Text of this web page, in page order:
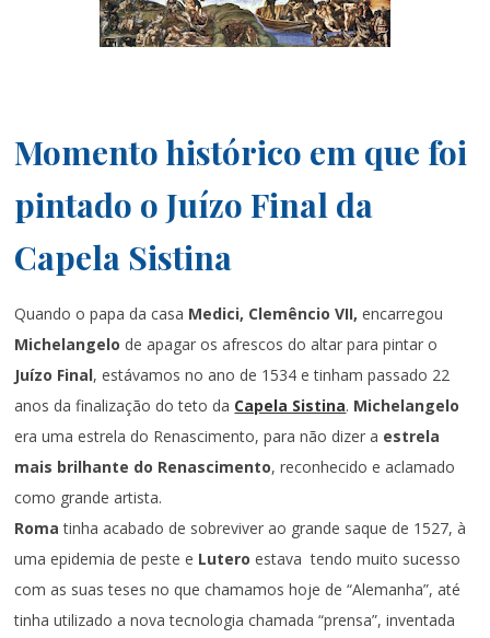
Momento histórico em que foi
pintado o Juízo Final da
Capela Sistina
Quando o papa da casa Medici, Clemêncio VII, encarregou
Michelangelo de apagar os afrescos do altar para pintar o
Juízo Final, estávamos no ano de 1534 e tinham passado 22
anos da finalização do teto da Capela Sistina. Michelangelo
era uma estrela do Renascimento, para não dizer a estrela
mais brilhante do Renascimento, reconhecido e aclamado
como grande artista.
Romatinha acabado de sobreviver ao grande saque de 1527, à
uma epidemia de peste e Lutero estava tendo muito sucesso
com as suas teses no que chamamos hoje de “Alemanha”, até
tinha utilizado a nova tecnologia chamada “prensa”, inventada